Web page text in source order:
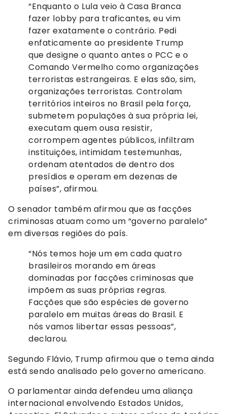
“Enquanto o Lula veio à Casa Branca
fazer lobby para traficantes, eu vim
fazer exatamente o contrário. Pedi
enfaticamente ao presidente Trump
que designe o quanto antes o PCC e o
Comando Vermelho como organizações
terroristas estrangeiras. E elas são, sim,
organizações terroristas. Controlam
territórios inteiros no Brasil pela força,
submetem populações à sua própria lei,
executam quem ousa resistir,
corrompem agentes públicos, infiltram
instituições, intimidam testemunhas,
ordenam atentados de dentro dos
presídios e operam em dezenas de
países”, afirmou.
O senador também afirmou que as facções
criminosas atuam como um “governo paralelo”
em diversas regiões do país.
“Nós temos hoje um em cada quatro
brasileiros morando em áreas
dominadas por facções criminosas que
impõem as suas próprias regras.
Facções que são espécies de governo
paralelo em muitas áreas do Brasil. E
nós vamos libertar essas pessoas”,
declarou.
Segundo Flávio, Trump afirmou que o tema ainda
está sendo analisado pelo governo americano.
O parlamentar ainda defendeu uma aliança
internacional envolvendo Estados Unidos,